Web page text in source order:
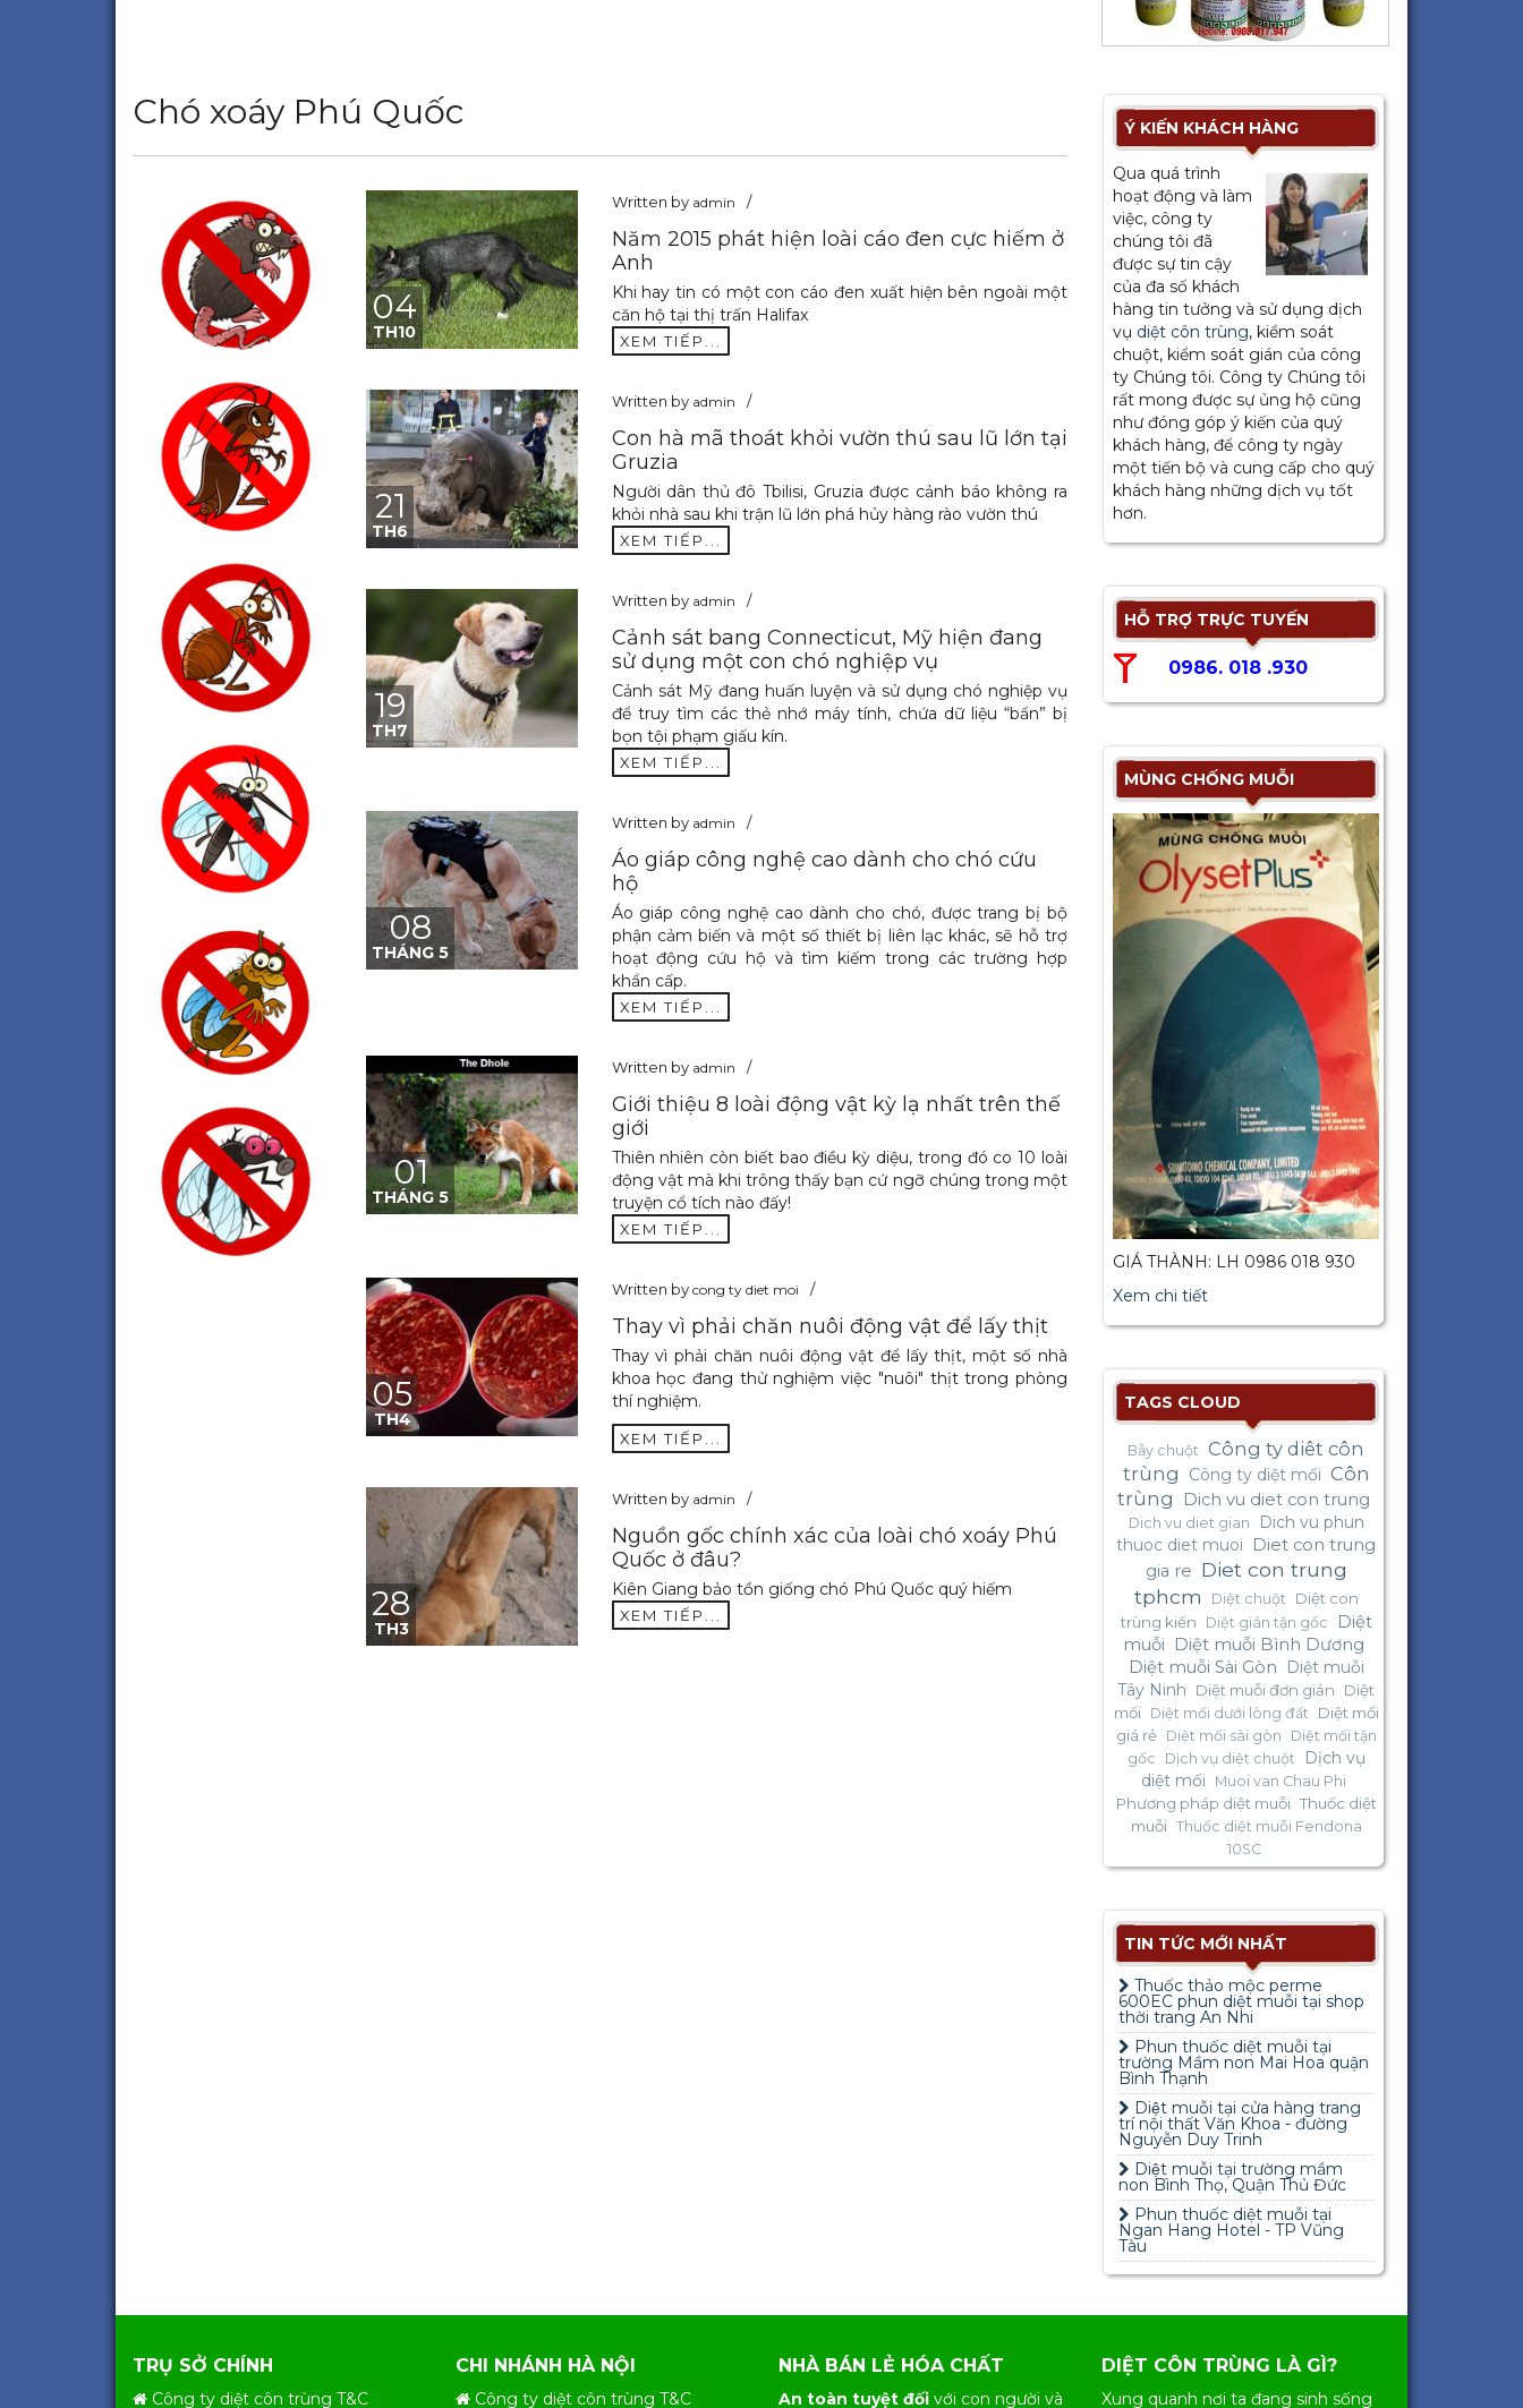
Chó xoáy Phú Quốc
04
TH10
Written by admin
Năm 2015 phát hiện loài cáo đen cực hiếm ở
Anh
Khi hay tin có một con cáo đen xuất hiện bên ngoài một
căn hộ tại thị trấn Halifax
XEM TIẾP...
21
TH6
Written by admin
Con hà mã thoát khỏi vườn thú sau lũ lớn tại
Gruzia
Người dân thủ đô Tbilisi, Gruzia được cảnh báo không ra
khỏi nhà sau khi trận lũ lớn phá hủy hàng rào vườn thú
XEM TIẾP...
19
TH7
Written by admin
Cảnh sát bang Connecticut, Mỹ hiện đang
sử dụng một con chó nghiệp vụ
Cảnh sát Mỹ đang huấn luyện và sử dụng chó nghiệp vụ
để truy tìm các thẻ nhớ máy tính, chứa dữ liệu “bẩn” bị
bọn tội phạm giấu kín.
XEM TIẾP...
08
THÁNG 5
Written by admin
Áo giáp công nghệ cao dành cho chó cứu
hộ
Áo giáp công nghệ cao dành cho chó, được trang bị bộ
phận cảm biến và một số thiết bị liên lạc khác, sẽ hỗ trợ
hoạt động cứu hộ và tìm kiếm trong các trường hợp
khẩn cấp.
XEM TIẾP...
01
THÁNG 5
Written by admin
Giới thiệu 8 loài động vật kỳ lạ nhất trên thế
giới
Thiên nhiên còn biết bao điều kỳ diệu, trong đó co 10 loài
động vật mà khi trông thấy bạn cứ ngỡ chúng trong một
truyện cổ tích nào đấy!
XEM TIẾP...
05
TH4
Written by cong ty diet moi
Thay vì phải chăn nuôi động vật để lấy thịt
Thay vì phải chăn nuôi động vật để lấy thịt, một số nhà
khoa học đang thử nghiệm việc "nuôi" thịt trong phòng
thí nghiệm.
XEM TIẾP...
28
TH3
Written by admin
Nguồn gốc chính xác của loài chó xoáy Phú
Quốc ở đâu?
Kiên Giang bảo tồn giống chó Phú Quốc quý hiếm
XEM TIẾP...
Ý KIẾN KHÁCH HÀNG
Qua quá trình
hoạt động và làm
việc, công ty
chúng tôi đã
được sự tin cậy
của đa số khách
hàng tin tưởng và sử dụng dịch
vụ diệt côn trùng, kiểm soát
chuột, kiểm soát gián của công
ty Chúng tôi. Công ty Chúng tôi
rất mong được sự ủng hộ cũng
như đóng góp ý kiến của quý
khách hàng, để công ty ngày
một tiến bộ và cung cấp cho quý
khách hàng những dịch vụ tốt
hơn.
HỖ TRỢ TRỰC TUYẾN
0986. 018 .930
MÙNG CHỐNG MUỖI
GIÁ THÀNH: LH 0986 018 930
Xem chi tiết
TAGS CLOUD
Bẫy chuột
Công ty diêt côn
trùng
Công ty diệt mối Côn
trùng
Dich vu diet con trung
Dich vu diet gian
Dich vu phun
thuoc diet muoi
Diet con trung
gia re Diet con trung
tphcm
Diệt chuột
Diệt con
trùng kiến
Diệt gián tận gốc
Diệt
muỗi
Diệt muỗi Bình Dương
Diệt muỗi Sài Gòn
Diệt muỗi
Tây Ninh
Diệt muỗi đơn giản
Diệt
mối
Diệt mối dưới lòng đất
Diệt mối
giá rẻ
Diệt mối sài gòn
Diệt mối tận
gốc
Dịch vụ diệt chuột
Dịch vụ
diệt mối
Muoi van Chau Phi
Phương pháp diệt muỗi Thuốc diệt
muỗi Thuốc diệt muỗi Fendona
10SC
TIN TỨC MỚI NHẤT
Thuốc thảo mộc perme
600EC phun diệt muỗi tại shop
thời trang An Nhi
Phun thuốc diệt muỗi tại
trường Mầm non Mai Hoa quận
Bình Thạnh
Diệt muỗi tại cửa hàng trang
trí nội thất Văn Khoa - đường
Nguyễn Duy Trinh
Diệt muỗi tại trường mầm
non Bình Thọ, Quận Thủ Đức
Phun thuốc diệt muỗi tại
Ngan Hang Hotel - TP Vũng
Tàu
TRỤ SỞ CHÍNH
Công ty diệt côn trùng T&C
CHI NHÁNH HÀ NỘI
Công ty diệt côn trùng T&C
NHÀ BÁN LẺ HÓA CHẤT
An toàn tuyệt đối với con người và
DIỆT CÔN TRÙNG LÀ GÌ?
Xung quanh nơi ta đang sinh sống